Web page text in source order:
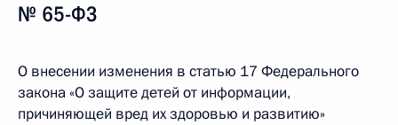
№ 65-ФЗ
О внесении изменения в статью 17 Федерального
закона «О защите детей от информации,
причиняющей вред их здоровью и развитию»